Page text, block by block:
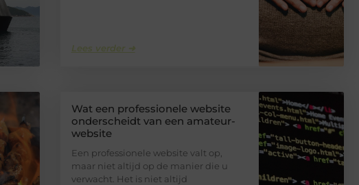
Lees verder ➜
Wat een professionele website
onderscheidt van een amateur-
website
Een professionele website valt op,
maar niet altijd op de manier die u
verwacht. Het is niet altijd